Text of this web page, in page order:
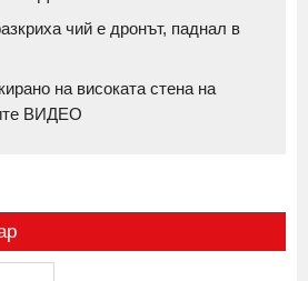
чий е дронът, паднал в
на високата стена на
ВИДЕО